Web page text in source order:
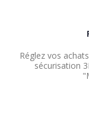
Réglez vos
sécurisation